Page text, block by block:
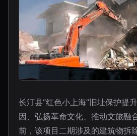
长汀县“红色小上海”旧址保护提
因、弘扬革命文化、推动文旅融
前，该项目二期涉及的建筑物拆